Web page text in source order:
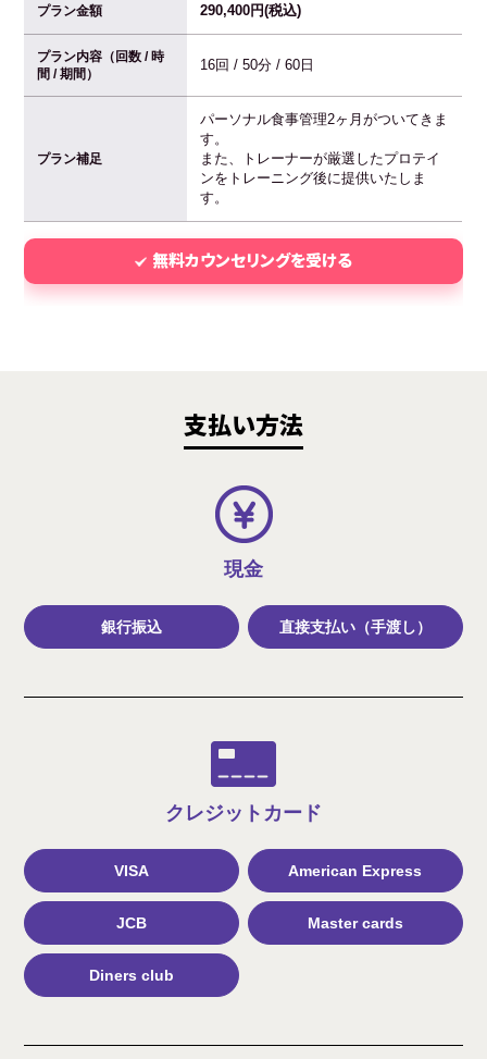
プラン金額 290,400円(税込)
プラン内容（回数 / 時
間 / 期間）
16回 / 50分 / 60日
プラン補足
パーソナル食事管理2ヶ月がついてきま
す。
また、トレーナーが厳選したプロテイ
ンをトレーニング後に提供いたしま
す。
無料カウンセリングを受ける
支払い方法
現金
銀行振込 直接支払い（手渡し）
クレジット カード
VISA American Express
JCB Master cards
Diners club